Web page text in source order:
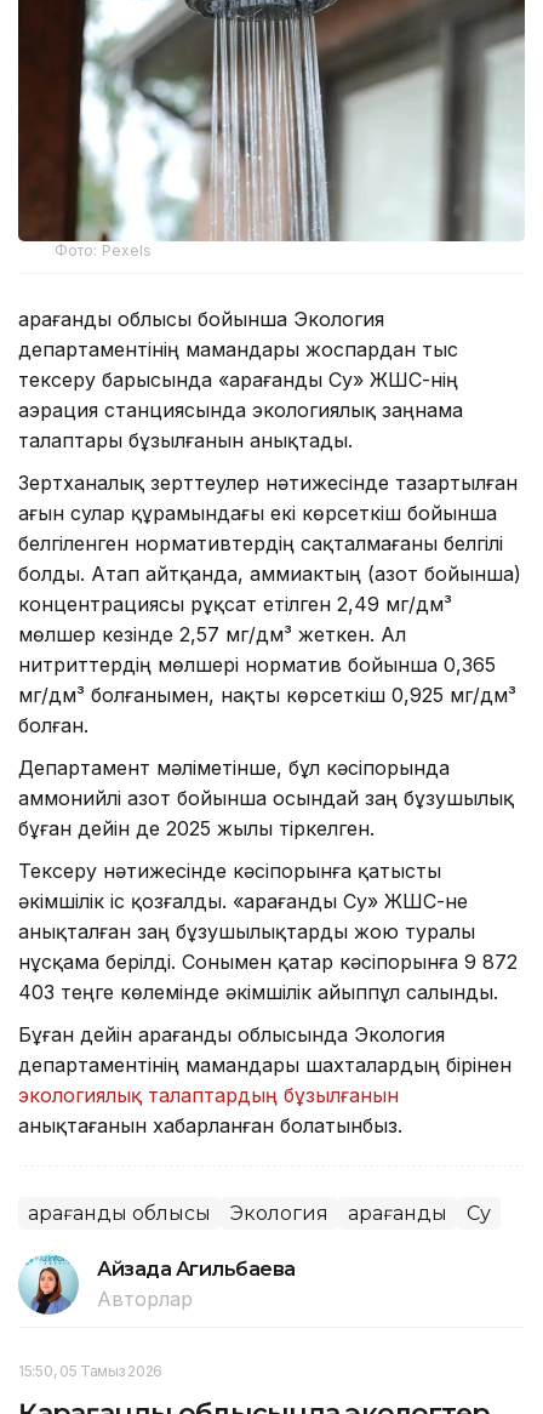
Фото: Pexels
Қарағанды облысы бойынша Экология
департаментінің мамандары жоспардан тыс
тексеру барысында «Қарағанды Су» ЖШС-нің
аэрация станциясында экологиялық заңнама
талаптары бұзылғанын анықтады.
Зертханалық зерттеулер нәтижесінде тазартылған
ағын сулар құрамындағы екі көрсеткіш бойынша
белгіленген нормативтердің сақталмағаны белгілі
болды. Атап айтқанда, аммиактың (азот бойынша)
концентрациясы рұқсат етілген 2,49 мг/дм³
мөлшер кезінде 2,57 мг/дм³ жеткен. Ал
нитриттердің мөлшері норматив бойынша 0,365
мг/дм³ болғанымен, нақты көрсеткіш 0,925 мг/дм³
болған.
Департамент мәліметінше, бұл кәсіпорында
аммонийлі азот бойынша осындай заң бұзушылық
бұған дейін де 2025 жылы тіркелген.
Тексеру нәтижесінде кәсіпорынға қатысты
әкімшілік іс қозғалды. «Қарағанды Су» ЖШС-не
анықталған заң бұзушылықтарды жою туралы
нұсқама берілді. Сонымен қатар кәсіпорынға 9 872
403 теңге көлемінде әкімшілік айыппұл салынды.
Бұған дейін Қарағанды облысында Экология
департаментінің мамандары шахталардың бірінен
экологиялық талаптардың бұзылғанын
анықтағанын хабарланған болатынбыз.
Қарағанды облысы Экология Қарағанды Су
Айзада Агильбаева
Авторлар
15:50, 05 Тамыз 2026